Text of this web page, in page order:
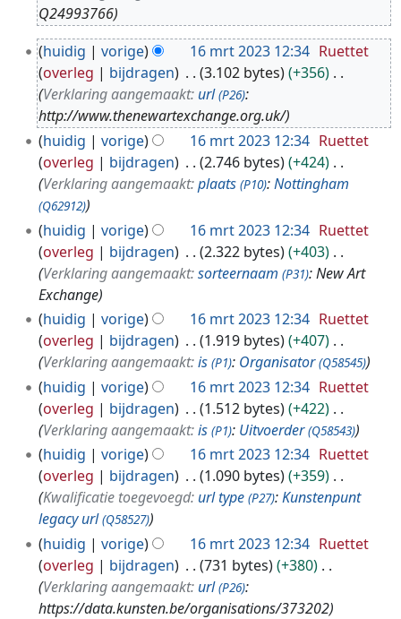
Q24993766
huidig vorige 16 mrt 2023 12:34 Ruettet
overleg
bijdragen 3.102 bytes
+356
Verklaring aangemaakt: url (P26):
http://www.thenewartexchange.org.uk/
huidig
vorige 16 mrt 2023 12:34 Ruettet
overleg
bijdragen 2.746 bytes
+424
Verklaring aangemaakt:plaats (P10):Nottingham
(Q62912)
huidig vorige 16 mrt 2023 12:34 Ruettet
overleg
bijdragen 2.322 bytes
+403
Verklaring aangemaakt:sorteernaam (P31): New Art
Exchange
huidig
vorige 16 mrt 2023 12:34 Ruettet
overleg
bijdragen 1.919 bytes
+407
Verklaring aangemaakt:is (P1): Organisator (Q58545)
huidig vorige 16 mrt 2023 12:34 Ruettet
overleg
bijdragen 1.512 bytes
+422
Verklaring aangemaakt:is (P1): Uitvoerder (Q58543)
huidig vorige 16 mrt 2023 12:34 Ruettet
overleg
bijdragen 1.090 bytes
+359
Kwalificatie toegevoegd: url type (P27):Kunstenpunt
legacy url (Q58527)
huidig vorige 16 mrt 2023 12:34 Ruettet
overleg
bijdragen 731 bytes
+380
Verklaring aangemaakt: url (P26):
https://data.kunsten.be/organisations/373202